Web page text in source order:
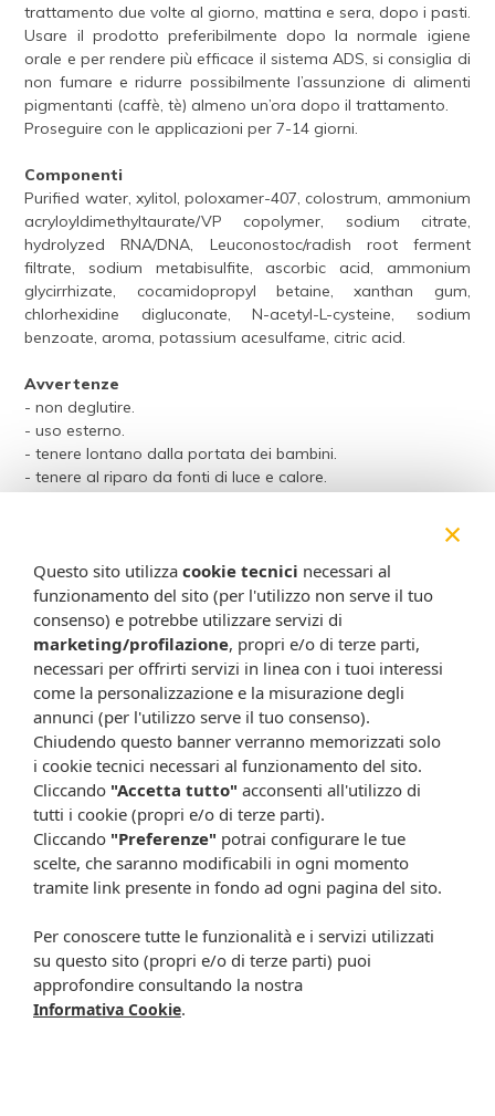
trattamento due volte al giorno, mattina e sera, dopo i pasti.
Usare il prodotto preferibilmente dopo la normale igiene
orale e per rendere più efficace il sistema ADS, si consiglia di
non fumare e ridurre possibilmente l’assunzione di alimenti
pigmentanti (caffè, tè) almeno un’ora dopo il trattamento.
Proseguire con le applicazioni per 7-14 giorni.
Componenti
Purified water, xylitol, poloxamer-407, colostrum, ammonium
acryloyldimethyltaurate/VP copolymer, sodium citrate,
hydrolyzed RNA/DNA, Leuconostoc/radish root ferment
filtrate, sodium metabisulfite, ascorbic acid, ammonium
glycirrhizate, cocamidopropyl betaine, xanthan gum,
chlorhexidine digluconate, N-acetyl-L-cysteine, sodium
benzoate, aroma, potassium acesulfame, citric acid.
Avvertenze
- non deglutire.
- uso esterno.
- tenere lontano dalla portata dei bambini.
- tenere al riparo da fonti di luce e calore.
Conservazione
Conservare a temperatura ambiente, al riparo dalla luce e
dal calore.
Validità a confezionamento integro: 36 mesi.
Validità post-apertura: 3 mesi.
Formato
Flacone da 200 ml.
Cod. CS02211
Attenzione:
Ogni scheda che troverai sul nostro sito è da considerarsi a scopo
informativo, utile alla guida dell’acquisto del prodotto. Non
sostituisce né il foglietto illustrativo (o la descrizione riportata sulla
confezione stessa), né il consiglio del medico, specialmente in caso
continue modifiche effettuate dalle varie aziende produttrici come
cambio del packaging (colori, dimensioni, contenuto, informazioni) e
i possibili cambiamenti come cambio degli ingredienti e valori
×
Questo sito utilizza cookie tecnici necessari al
funzionamento del sito (per l'utilizzo non serve il tuo
consenso) e potrebbe utilizzare servizi di
marketing/profilazione, propri e/o di terze parti,
necessari per offrirti servizi in linea con i tuoi interessi
come la personalizzazione e la misurazione degli
annunci (per l'utilizzo serve il tuo consenso).
Chiudendo questo banner verranno memorizzati solo
i cookie tecnici necessari al funzionamento del sito.
Cliccando "Accetta tutto" acconsenti all'utilizzo di
tutti i cookie (propri e/o di terze parti).
Cliccando "Preferenze" potrai configurare le tue
scelte, che saranno modificabili in ogni momento
tramite link presente in fondo ad ogni pagina del sito.
Per conoscere tutte le funzionalità e i servizi utilizzati
su questo sito (propri e/o di terze parti) puoi
approfondire consultando la nostra
Informativa Cookie.